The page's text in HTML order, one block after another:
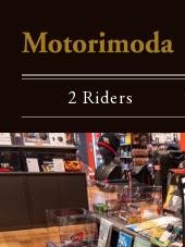
2 Riders